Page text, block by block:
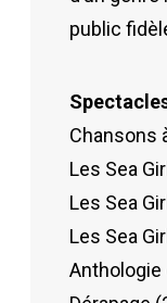
public
Chansons
Les Sea
Les Sea
Les Sea
Anthologie